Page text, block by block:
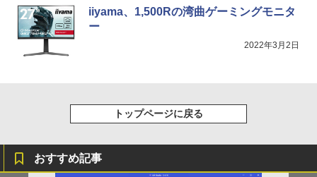
iiyama、1,500Rの湾曲ゲーミングモニタ
ー
2022年3月2日
トップページに戻る
おすすめ記事